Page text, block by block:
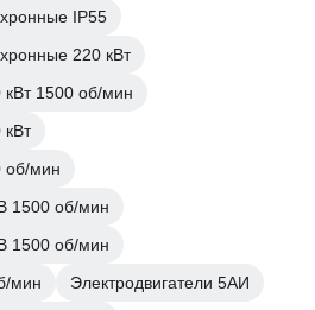
IP55
220 кВт
кВт 1500 об/мин
кВт
об/мин
1500 об/мин
1500 об/мин
мин
Электродвигатели 5АИ